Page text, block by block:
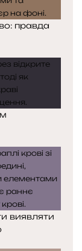
правда
виявляти